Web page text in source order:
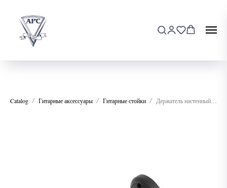
Catalog Гитарные аксессуары Гитарные стойки